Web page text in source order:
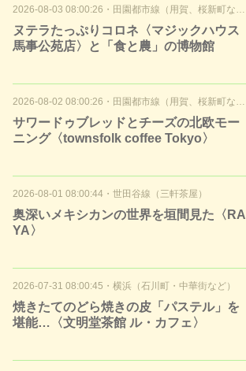
2026-08-03 08:00:26 ・ 田園都市線（用賀、桜新町など）
ヌテラたっぷりコロネ〈マジックハウス
馬事公苑店〉と「食と農」の博物館
2026-08-02 08:00:26 ・ 田園都市線（用賀、桜新町など）
サワードゥブレッドとチーズの北欧モー
ニング〈townsfolk coffee Tokyo〉
2026-08-01 08:00:44 ・ 世田谷線（三軒茶屋）
奥深いメキシカンの世界を垣間見た〈RA
YA〉
2026-07-31 08:00:45 ・ 横浜（石川町・中華街など）
焼きたてのどら焼きの皮「パステル」を
堪能…〈文明堂茶館 ル・カフェ〉